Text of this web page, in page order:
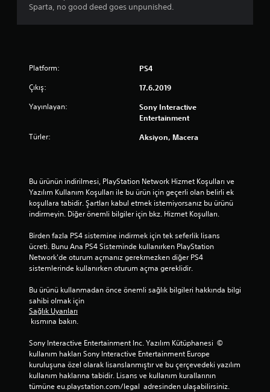
d
Sparta, no good deed goes unpunished.
Platform: PS4
Çıkış: 17.6.2019
Yayınlayan:
Sony Interactive
Entertainment
Türler: Aksiyon, Macera
Bu ürünün indirilmesi, PlayStation Network Hizmet Koşulları ve
Yazılım Kullanım Koşulları ile bu ürün için geçerli olan belirli ek
koşullara tabidir. Şartları kabul etmek istemiyorsanız bu ürünü
indirmeyin. Diğer önemli bilgiler için bkz. Hizmet Koşulları.
Birden fazla PS4 sistemine indirmek için tek seferlik lisans
ücreti. Bunu Ana PS4 Sisteminde kullanırken PlayStation
Network'de oturum açmanız gerekmezken diğer PS4
sistemlerinde kullanırken oturum açma gereklidir.
Bu ürünü kullanmadan önce önemli sağlık bilgileri hakkında bilgi
sahibi olmak için
Sağlık Uyarıları
kısmına bakın.
Sony Interactive Entertainment Inc. Yazılım Kütüphanesi  ©
kullanım hakları Sony Interactive Entertainment Europe
kuruluşuna özel olarak lisanslanmıştır ve bu çerçevedeki yazılım
kullanım haklarına tabidir. Lisans ve kullanım kurallarının
tümüne eu.playstation.com/legal  adresinden ulaşabilirsiniz.